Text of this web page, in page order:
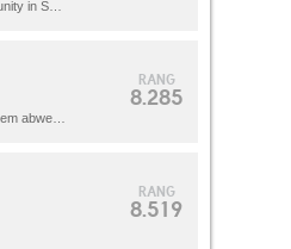
RANG
8.285
RANG
8.519